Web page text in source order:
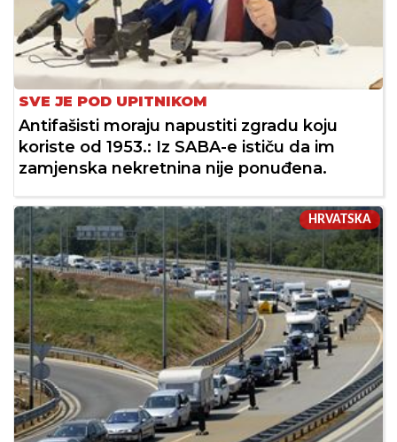
SVE JE POD UPITNIKOM
Antifašisti moraju napustiti zgradu koju
koriste od 1953.: Iz SABA-e ističu da im
zamjenska nekretnina nije ponuđena.
HRVATSKA